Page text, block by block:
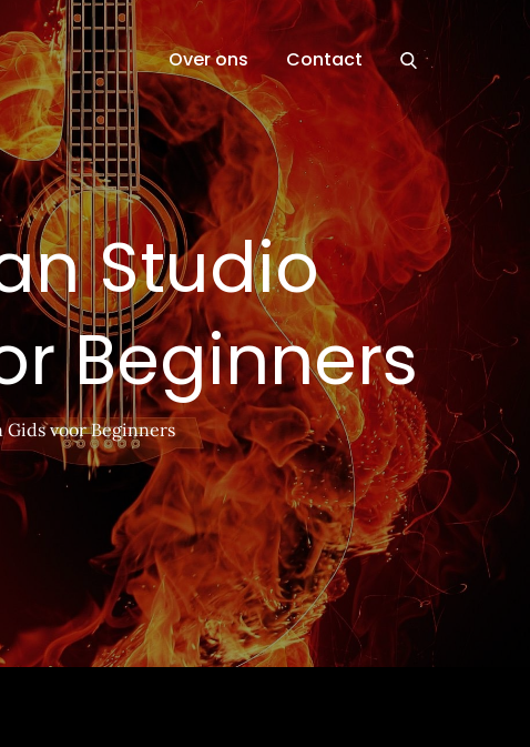
Over ons Contact
Studio
Beginners
voor Beginners